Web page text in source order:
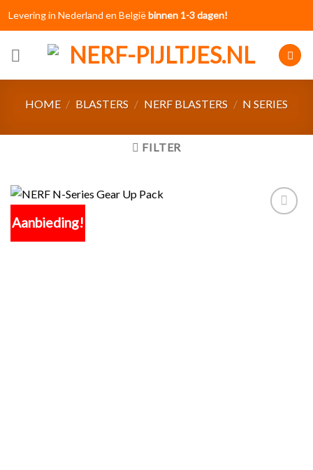
Levering in Nederland en Belgiëbinnen 1-3 dagen!
HOME / BLASTERS / NERF BLASTERS / N SERIES
FILTER
Aanbieding!